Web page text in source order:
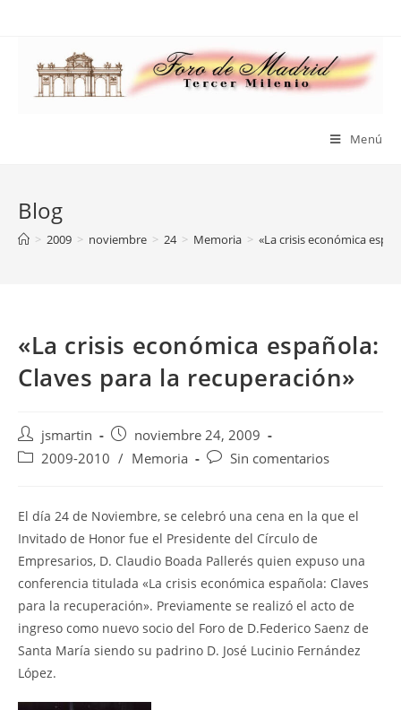
Menú
Blog
> 2009 > noviembre > 24 > Memoria > «La crisis económica
«La crisis económica española:
Claves para la recuperación»
Autor
de
jsmartin
Publicación
de
noviembre 24, 2009
Categoría
entrada:
2009-2010 / Memoria
Comentarios
entrada:
Sin comentarios
El día 24 de Noviembre, se celebró una cena en la que el
Invitado de Honor fue el Presidente del Círculo de
Empresarios, D. Claudio Boada Pallerés quien expuso una
conferencia titulada «La crisis económica española: Claves
para la recuperación». Previamente se realizó el acto de
ingreso como nuevo socio del Foro de D.Federico Saenz de
Santa María siendo su padrino D. José Lucinio Fernández
López.